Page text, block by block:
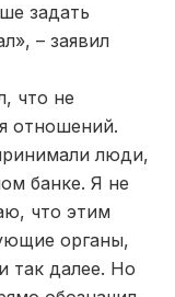
задать
– заявил
что не
отношений.
люди,
банке. Я не
что этим
органы,
так далее. Но